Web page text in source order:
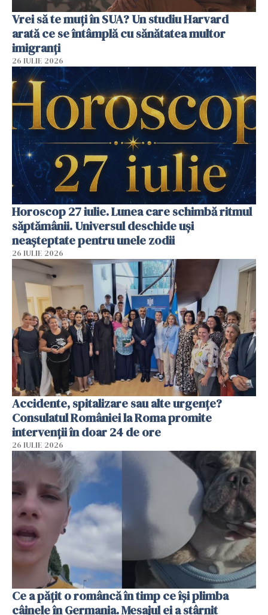
Vrei să te muți în SUA? Un studiu Harvard
arată ce se întâmplă cu sănătatea multor
imigranți
26 IULIE 2026
Horoscop 27 iulie. Lunea care schimbă ritmul
săptămânii. Universul deschide uși
neașteptate pentru unele zodii
26 IULIE 2026
Accidente, spitalizare sau alte urgențe?
Consulatul României la Roma promite
intervenții în doar 24 de ore
26 IULIE 2026
Ce a pățit o româncă în timp ce își plimba
câinele în Germania. Mesajul ei a stârnit